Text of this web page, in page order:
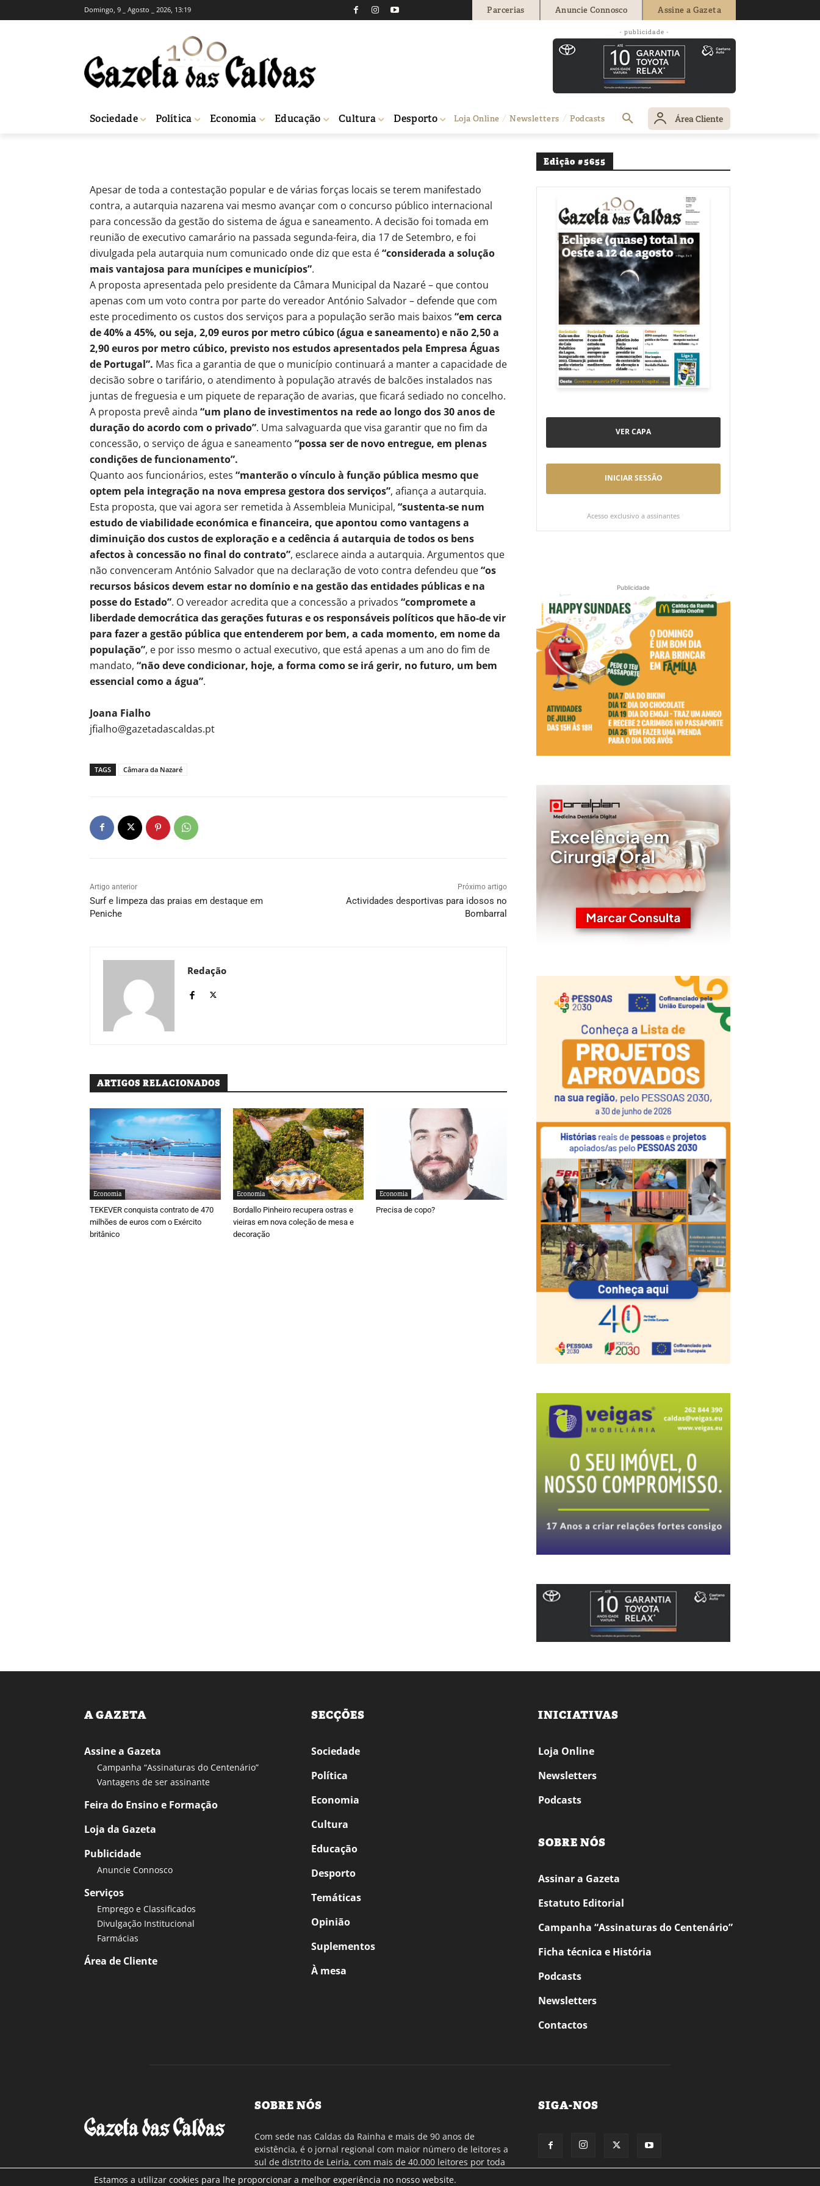
Domingo, 9 _ Agosto _ 2026, 13:19 Parcerias Anuncie Connosco Assine a Gazeta
- publicidade -
Sociedade Política Economia Educação Cultura Desporto Loja Online Newsletters Podcasts Área Cliente
Câmara da Nazaré avança com concessão de gestão da
água e saneamento a privados
Redação 21 de Setembro, 2012
Apesar de toda a contestação popular e de várias forças locais se terem manifestado
contra, a autarquia nazarena vai mesmo avançar com o concurso público internacional
para concessão da gestão do sistema de água e saneamento. A decisão foi tomada em
reunião de executivo camarário na passada segunda-feira, dia 17 de Setembro, e foi
divulgada pela autarquia num comunicado onde diz que esta é“considerada a solução
mais vantajosa para munícipes e municípios”.
A proposta apresentada pelo presidente da Câmara Municipal da Nazaré – que contou
apenas com um voto contra por parte do vereador António Salvador – defende que com
este procedimento os custos dos serviços para a população serão mais baixos “em cerca
de 40% a 45%, ou seja, 2,09 euros por metro cúbico (água e saneamento) e não 2,50 a
2,90 euros por metro cúbico, previsto nos estudos apresentados pela Empresa Águas
de Portugal”. Mas fica a garantia de que o município continuará a manter a capacidade de
decisão sobre o tarifário, o atendimento à população através de balcões instalados nas
juntas de freguesia e um piquete de reparação de avarias, que ficará sediado no concelho.
A proposta prevê ainda “um plano de investimentos na rede ao longo dos 30 anos de
duração do acordo com o privado”. Uma salvaguarda que visa garantir que no fim da
concessão, o serviço de água e saneamento “possa ser de novo entregue, em plenas
condições de funcionamento”.
Quanto aos funcionários, estes “manterão o vínculo à função pública mesmo que
optem pela integração na nova empresa gestora dos serviços”, afiança a autarquia.
Esta proposta, que vai agora ser remetida à Assembleia Municipal, “sustenta-se num
estudo de viabilidade económica e financeira, que apontou como vantagens a
diminuição dos custos de exploração e a cedência á autarquia de todos os bens
afectos à concessão no final do contrato”, esclarece ainda a autarquia. Argumentos que
não convenceram António Salvador que na declaração de voto contra defendeu que“os
recursos básicos devem estar no domínio e na gestão das entidades públicas e na
posse do Estado”. O vereador acredita que a concessão a privados “compromete a
liberdade democrática das gerações futuras e os responsáveis políticos que hão-de vir
para fazer a gestão pública que entenderem por bem, a cada momento, em nome da
população”, e por isso mesmo o actual executivo, que está apenas a um ano do fim de
mandato, “não deve condicionar, hoje, a forma como se irá gerir, no futuro, um bem
essencial como a água”.
Joana Fialho
jfialho@gazetadascaldas.pt
TAGS Câmara da Nazaré
Artigo anterior
Surf e limpeza das praias em destaque em
Peniche
Próximo artigo
Actividades desportivas para idosos no
Bombarral
Redação
ARTIGOS RELACIONADOS
Economia
TEKEVER conquista contrato de 470
milhões de euros com o Exército
britânico
Economia
Bordallo Pinheiro recupera ostras e
vieiras em nova coleção de mesa e
decoração
Economia
Precisa de copo?
Edição #5655
VER CAPA
INICIAR SESSÃO
Acesso exclusivo a assinantes
Publicidade
A GAZETA
Assine a Gazeta
Campanha “Assinaturas do Centenário”
Vantagens de ser assinante
Feira do Ensino e Formação
Loja da Gazeta
Publicidade
Anuncie Connosco
Serviços
Emprego e Classificados
Divulgação Institucional
Farmácias
Área de Cliente
SECÇÕES
Sociedade
Política
Economia
Cultura
Educação
Desporto
Temáticas
Opinião
Suplementos
À mesa
INICIATIVAS
Loja Online
Newsletters
Podcasts
SOBRE NÓS
Assinar a Gazeta
Estatuto Editorial
Campanha “Assinaturas do Centenário”
Ficha técnica e História
Podcasts
Newsletters
Contactos
SOBRE NÓS
Com sede nas Caldas da Rainha e mais de 90 anos de
existência, é o jornal regional com maior número de leitores a
sul de distrito de Leiria, com mais de 40.000 leitores por toda
a região Oeste. Jornal com distribuição em Portugal
SIGA-NOS
Estamos a utilizar cookies para lhe proporcionar a melhor experiência no nosso website.